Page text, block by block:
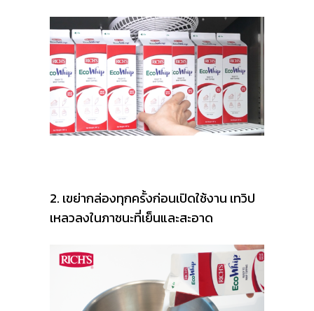
2. เขย่ากล่องทุกครั้งก่อนเปิดใช้งาน เทวิป
เหลวลงในภาชนะที่เย็นและสะอาด